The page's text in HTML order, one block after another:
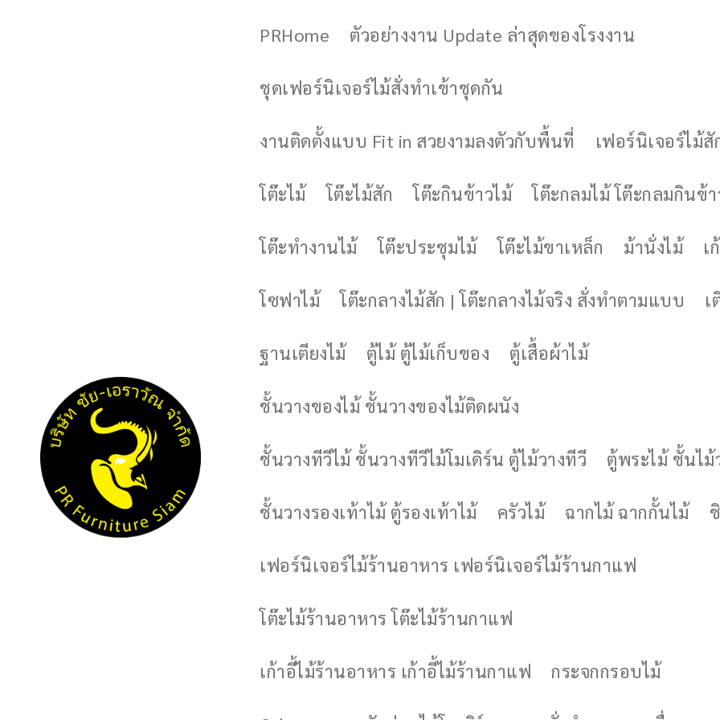
PRHome ตัวอย่างงาน Update ล่าสุดของโรงงาน
ชุดเฟอร์นิเจอร์ไม้สั่งทำเข้าชุดกัน
งานติดตั้งแบบ Fit in สวยงามลงตัวกับพื้นที่ เฟอร์นิเจอร์ไม้สั
โต๊ะไม้ โต๊ะไม้สัก โต๊ะกินข้าวไม้ โต๊ะกลมไม้ โต๊ะกลมกินข้า
โต๊ะทำงานไม้ โต๊ะประชุมไม้ โต๊ะไม้ขาเหล็ก ม้านั่งไม้ เ
โซฟาไม้ โต๊ะกลางไม้สัก | โต๊ะกลางไม้จริง สั่งทำตามแบบ เ
ฐานเตียงไม้ ตู้ไม้ ตู้ไม้เก็บของ ตู้เสื้อผ้าไม้
ชั้นวางของไม้ ชั้นวางของไม้ติดผนัง
ชั้นวางทีวีไม้ ชั้นวางทีวีไม้โมเดิร์น ตู้ไม้วางทีวี ตู้พระไม้ ชั้นไม้
ชั้นวางรองเท้าไม้ ตู้รองเท้าไม้ ครัวไม้ ฉากไม้ ฉากกั้นไม้
เฟอร์นิเจอร์ไม้ร้านอาหาร เฟอร์นิเจอร์ไม้ร้านกาแฟ
โต๊ะไม้ร้านอาหาร โต๊ะไม้ร้านกาแฟ
เก้าอี้ไม้ร้านอาหาร เก้าอี้ไม้ร้านกาแฟ กระจกกรอบไม้